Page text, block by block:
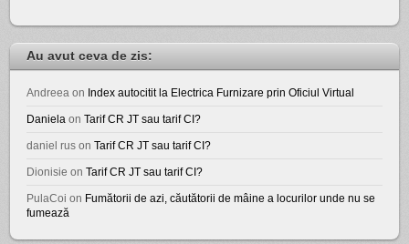
Au avut ceva de zis:
Andreea on Index autocitit la Electrica Furnizare prin Oficiul Virtual
Daniela onTarif CR JT sau tarif CI?
daniel rus onTarif CR JT sau tarif CI?
Dionisie onTarif CR JT sau tarif CI?
PulaCoi on Fumătorii de azi, căutătorii de mâine a locurilor unde nu se
fumează